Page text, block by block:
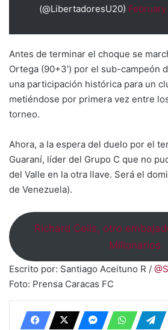
(@LibertadoresU20)
Antes de terminar el choque se
Ortega (90+3′) por el sub-campeón
una participación histórica para un
metiéndose por primera vez entre
torneo.
Ahora, a la espera del duelo por el
Guaraní, líder del Grupo C que no
del Valle en la otra llave. Será el
de Venezuela).
Richard Celis, otro
Millonarios
Escrito por: Santiago Aceituno R /
Foto: Prensa Caracas FC